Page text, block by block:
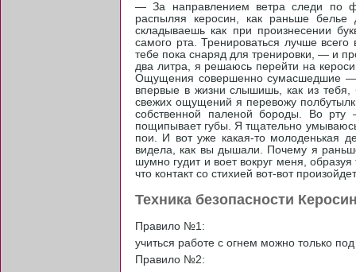
— За направлением ветра следи по
распыляя керосин, как раньше
складываешь как при произнесении
самого рта. Тренироваться лучше
тебе пока снаряд для тренировки, — и
два литра, я решаюсь перейти на
Ощущения совершенно сумасшедшие —
впервые в жизни слышишь, как из
свежих ощущений я перевожу
собственной паленой бороды. Во рту
пощипывает губы. Я тщательно
пои. И вот уже какая-то молоденькая
видела, как вы дышали. Почему я
шумно гудит и воет вокруг меня,
что контакт со стихией вот-вот
Техника безопасности
Правило №1:
учиться работе с огнем можно только
Правило №2: